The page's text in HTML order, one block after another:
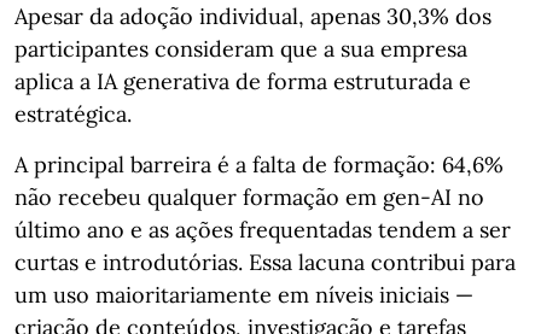
Apesar da adoção individual, apenas 30,3% dos
participantes consideram que a sua empresa
aplica a IA generativa de forma estruturada e
estratégica.
A principal barreira é a falta de formação: 64,6%
não recebeu qualquer formação em gen‑AI no
último ano e as ações frequentadas tendem a ser
curtas e introdutórias. Essa lacuna contribui para
um uso maioritariamente em níveis iniciais —
criação de conteúdos, investigação e tarefas